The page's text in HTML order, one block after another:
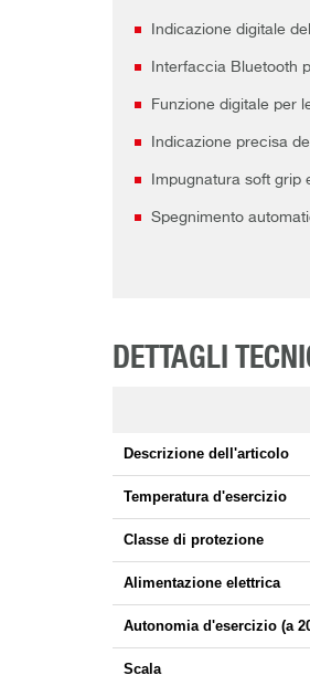
Indicazione digitale
Interfaccia Bluetooth
Funzione digitale per
Indicazione precisa
Impugnatura soft grip
Spegnimento
DETTAGLI
Descrizione dell'articolo
Temperatura d'esercizio
Classe di protezione
Alimentazione elettrica
Autonomia d'esercizio (a
Scala